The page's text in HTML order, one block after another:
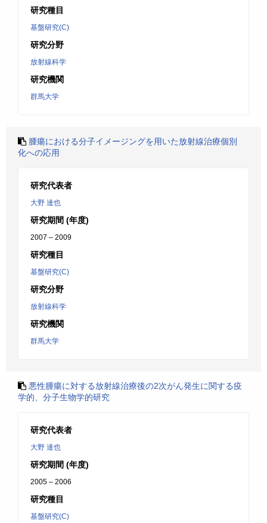
研究種目
基盤研究(C)
研究分野
放射線科学
研究機関
群馬大学
腫瘍における分子イメージングを用いた放射線治療個別
化への応用
研究代表者
大野 達也
研究期間 (年度)
2007 – 2009
研究種目
基盤研究(C)
研究分野
放射線科学
研究機関
群馬大学
悪性腫瘍に対する放射線治療後の2次がん発生に関する疫
学的、分子生物学的研究
研究代表者
大野 達也
研究期間 (年度)
2005 – 2006
研究種目
基盤研究(C)